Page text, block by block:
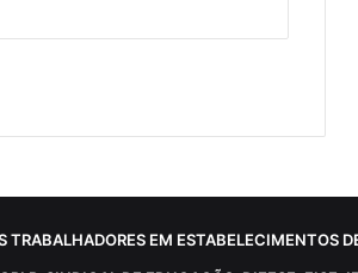
TRABALHADORES EM ESTABELECIMENTOS